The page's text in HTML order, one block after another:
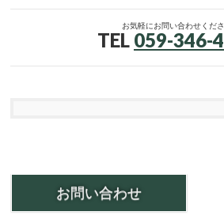
お気軽にお問い合わせくだ
TEL 059-346-
お問い合わせ